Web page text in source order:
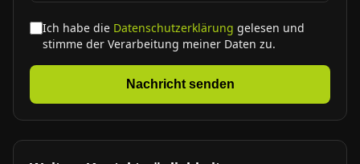
Ich habe die Datenschutzerklärung gelesen und
stimme der Verarbeitung meiner Daten zu.
Nachricht senden